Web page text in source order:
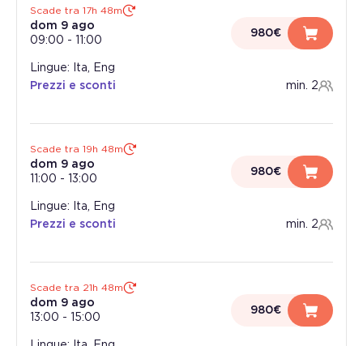
Scade tra 17h 48m
dom 9 ago
09:00 - 11:00
980€
Lingue: Ita, Eng
Prezzi e sconti
min. 2
Scade tra 19h 48m
dom 9 ago
11:00 - 13:00
980€
Lingue: Ita, Eng
Prezzi e sconti
min. 2
Scade tra 21h 48m
dom 9 ago
13:00 - 15:00
980€